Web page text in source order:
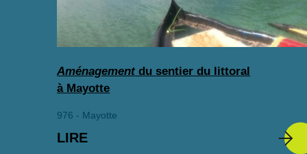
Aménagement du sentier du littoral
à Mayotte
976 - Mayotte
LIRE